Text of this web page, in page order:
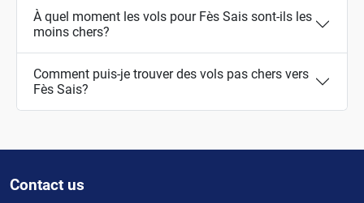
À quel moment les vols pour Fès Sais sont-ils les
moins chers?
Comment puis-je trouver des vols pas chers vers
Fès Sais?
Contact us